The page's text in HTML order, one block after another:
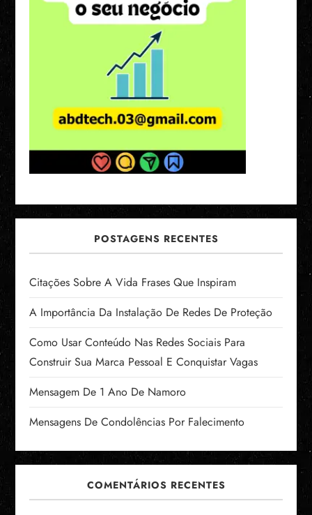
s
POSTAGENS RECENTES
Citações Sobre A Vida Frases Que Inspiram
A Importância Da Instalação De Redes De Proteção
Como Usar Conteúdo Nas Redes Sociais Para
Construir Sua Marca Pessoal E Conquistar Vagas
Mensagem De 1 Ano De Namoro
Mensagens De Condolências Por Falecimento
COMENTÁRIOS RECENTES